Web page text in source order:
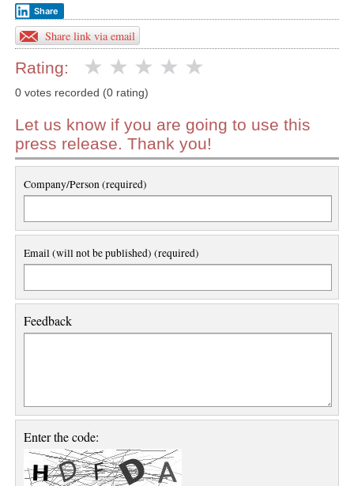
Share
Share link via email
Rating:
0 votes recorded (0 rating)
Let us know if you are going to use this
press release. Thank you!
Company/Person (required)
Email (will not be published) (required)
Feedback
Enter the code: